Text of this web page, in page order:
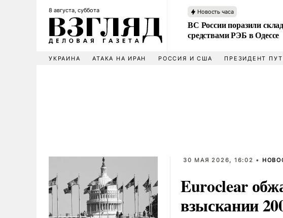
8 августа, суббота Новость часа
ВС России поразили
средствами РЭБ в Одессе
УКРАИНА АТАКА НА ИРАН РОССИЯ И США ПРЕЗИДЕНТ
30 МАЯ 2026, 16:02 •
Euroclear
взыскании